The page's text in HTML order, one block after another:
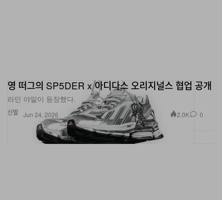
신발
영 떠그의 SP5DER x 아디다스 오리지널스 협업 공개
라민 야말이 등장했다.
Jun 24, 2026 2.0K 0